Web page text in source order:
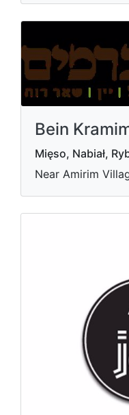
Bein
Mięso, Nabiał,
Near Amirim